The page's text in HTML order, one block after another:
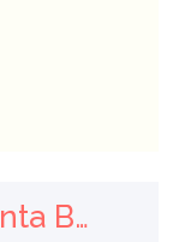
Starszy Doradca Klienta Bankowego / Starsza Doradczyni Klienta Bankowego